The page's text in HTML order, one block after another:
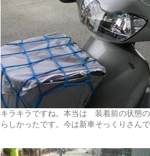
キラキラですね。本当は 装着前の状態
らしかったです。今は新車そっくりさん